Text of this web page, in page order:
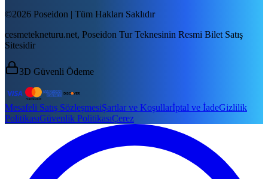
©2026 Poseidon | Tüm Hakları Saklıdır
cesmetekneturu.net, Poseidon Tur Teknesinin Resmi Bilet Satış
Sitesidir
3D Güvenli Ödeme
Mesafeli Satış SözleşmesiŞartlar ve Koşullarİptal ve İadeGizlilik
PolitikasıGüvenlik PolitikasıÇerez